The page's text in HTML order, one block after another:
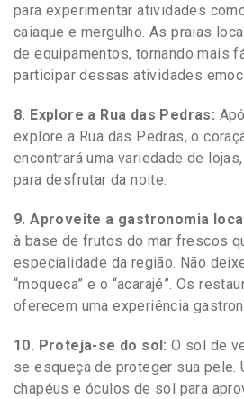
para experimentar atividades
caiaque e mergulho. As praias
de equipamentos, tornando mais
participar dessas atividades
8. Explore a Rua das Pedras:
explore a Rua das Pedras, o
encontrará uma variedade de
para desfrutar da noite.
9. Aproveite a gastronomia
à base de frutos do mar frescos
especialidade da região. Não
“moqueca” e o “acarajé”. Os
oferecem uma experiência
10. Proteja-se do sol: O sol de
se esqueça de proteger sua pele.
chapéus e óculos de sol para